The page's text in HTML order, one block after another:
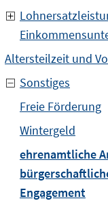
Altersteilzeit und
Sonstiges
Freie Förderung
Wintergeld
ehrenamtliche
Engagement